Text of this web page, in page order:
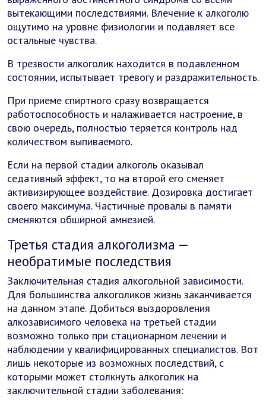
вытекающими последствиями. Влечение к алкоголю
ощутимо на уровне физиологии и подавляет все
остальные чувства.
В трезвости алкоголик находится в подавленном
состоянии, испытывает тревогу и раздражительность.
При приеме спиртного сразу возвращается
работоспособность и налаживается настроение, в
свою очередь, полностью теряется контроль над
количеством выпиваемого.
Если на первой стадии алкоголь оказывал
седативный эффект, то на второй его сменяет
активизирующее воздействие. Дозировка достигает
своего максимума. Частичные провалы в памяти
сменяются обширной амнезией.
Третья стадия алкоголизма —
необратимые последствия
Заключительная стадия алкогольной зависимости.
Для большинства алкоголиков жизнь заканчивается
на данном этапе. Добиться выздоровления
алкозависимого человека на третьей стадии
возможно только при стационарном лечении и
наблюдении у квалифицированных специалистов. Вот
лишь некоторые из возможных последствий, с
которыми может столкнуть алкоголик на
заключительной стадии заболевания: